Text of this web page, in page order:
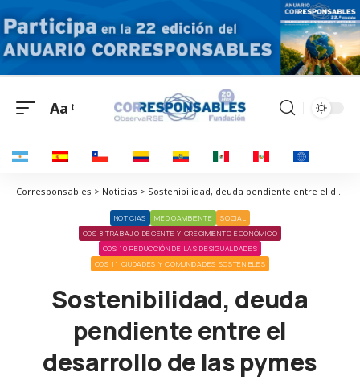
Aa
Corresponsables > Noticias > Sostenibilidad, deuda pendiente entre el desarrollo de las pymes
NOTICIAS MEDIOAMBIENTE
SOCIAL
ODS 8 TRABAJO DECENTE Y CRECIMIENTO ECONÓMICO
ODS 10 REDUCCIÓN DE LAS DESIGUALDADES
ODS 11 CIUDADES Y COMUNIDADES SOSTENIBLES
Sostenibilidad, deuda
pendiente entre el
desarrollo de las pymes